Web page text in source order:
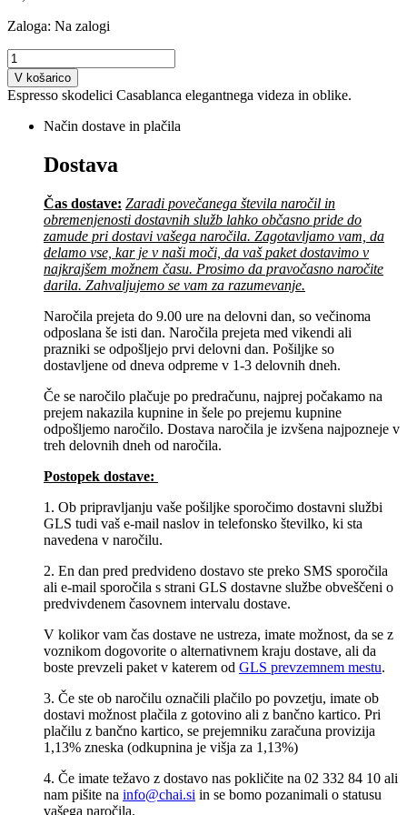
Zaloga: Na zalogi
V košarico
Espresso skodelici Casablanca elegantnega videza in oblike.
Način dostave in plačila
Dostava
Čas dostave: Zaradi povečanega števila naročil in
obremenjenosti dostavnih služb lahko občasno pride do
zamude pri dostavi vašega naročila. Zagotavljamo vam, da
delamo vse, kar je v naši moči, da vaš paket dostavimo v
najkrajšem možnem času. Prosimo da pravočasno naročite
darila. Zahvaljujemo se vam za razumevanje.
Naročila prejeta do 9.00 ure na delovni dan, so večinoma
odposlana še isti dan. Naročila prejeta med vikendi ali
prazniki se odpošljejo prvi delovni dan. Pošiljke so
dostavljene od dneva odpreme v 1-3 delovnih dneh.
Če se naročilo plačuje po predračunu, najprej počakamo na
prejem nakazila kupnine in šele po prejemu kupnine
odpošljemo naročilo. Dostava naročila je izvšena najpozneje v
treh delovnih dneh od naročila.
Postopek dostave:
1. Ob pripravljanju vaše pošiljke sporočimo dostavni službi
GLS tudi vaš e-mail naslov in telefonsko številko, ki sta
navedena v naročilu.
2. En dan pred predvideno dostavo ste preko SMS sporočila
ali e-mail sporočila s strani GLS dostavne službe obveščeni o
predvivdenem časovnem intervalu dostave.
V kolikor vam čas dostave ne ustreza, imate možnost, da se z
voznikom dogovorite o alternativnem kraju dostave, ali da
boste prevzeli paket v katerem od GLS prevzemnem mestu.
3. Če ste ob naročilu označili plačilo po povzetju, imate ob
dostavi možnost plačila z gotovino ali z bančno kartico. Pri
plačilu z bančno kartico, se prejemniku zaračuna provizija
1,13% zneska (odkupnina je višja za 1,13%)
4. Če imate težavo z dostavo nas pokličite na 02 332 84 10 ali
nam pišite na info@chai.si in se bomo pozanimali o statusu
vašega naročila.